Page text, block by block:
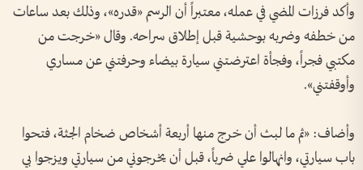
وأكد فرزات المضي في عمله، معتبراً أن الرسم «قدره»، وذلك بعد ساعات
من خطفه وضربه بوحشية قبل إطلاق سراحه. وقال «خرجت من
مكتبي فجراً، وفجأة اعترضتني سيارة بيضاء وحرفتني عن مساري
وأوقفتني».
وأضاف: «ثم ما لبث أن خرج منها أربعة أشخاص ضخام الجثة، فتحوا
باب سيارتي، وانهالوا علي ضرباً، قبل أن يخرجوني من سيارتي ويزجوا بي